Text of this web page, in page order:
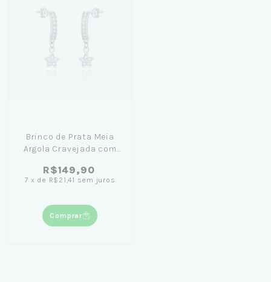
Brinco de Prata Meia
Argola Cravejada com
R$149,90
7 x de R$21,41 sem juros
Comprar